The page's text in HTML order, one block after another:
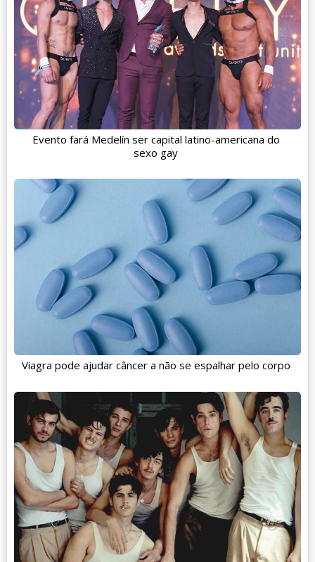
Evento fará Medelín ser capital latino-americana do
sexo gay
Viagra pode ajudar câncer a não se espalhar pelo corpo